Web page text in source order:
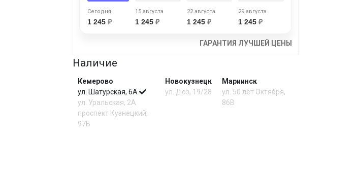
Сегодня
1 245 ₽
15 августа
1 245 ₽
22 августа
1 245 ₽
29 августа
1 245₽
ГАРАНТИЯ ЛУЧШЕЙ ЦЕНЫ
Наличие
Кемерово
ул. Шатурская, 6А
ул. Уральская, 2А
проспект Кузнецкий,
97Б
Новокузнецк
ул. Доз, 19/28
Мариинск
ул. 50 лет Октября,
86В